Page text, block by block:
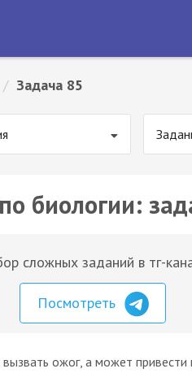
/ Задача 85
биологии:
сложных заданий в тг-
Посмотреть
ожог, а может